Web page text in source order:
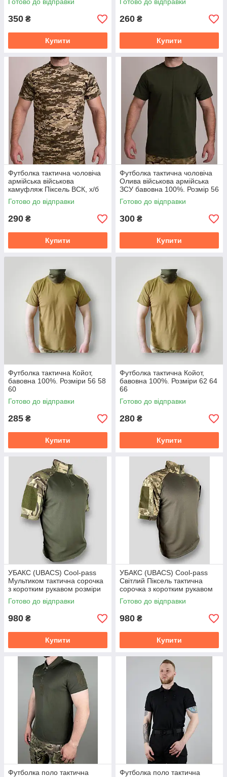
350 ₴
Купити
260 ₴
Купити
Футболка тактична чоловіча
армійська військова
камуфляж Піксель ВСК, х/б
100%. Розміри 56 58 60
Готово до відправки
290 ₴
Купити
Футболка тактична чоловіча
Олива військова армійська
ЗСУ бавовна 100%. Розмір 56
58 60
Готово до відправки
300 ₴
Купити
Футболка тактична Койот,
бавовна 100%. Розміри 56 58
60
Готово до відправки
285 ₴
Купити
Футболка тактична Койот,
бавовна 100%. Розміри 62 64
66
Готово до відправки
280 ₴
Купити
УБАКС (UBACS) Cool-pass
Мультиком тактична сорочка
з коротким рукавом розміри
44-58
Готово до відправки
980 ₴
Купити
УБАКС (UBACS) Cool-pass
Світлий Піксель тактична
сорочка з коротким рукавом
розміри 44-58
Готово до відправки
980 ₴
Купити
Футболка поло тактична
Футболка поло тактична